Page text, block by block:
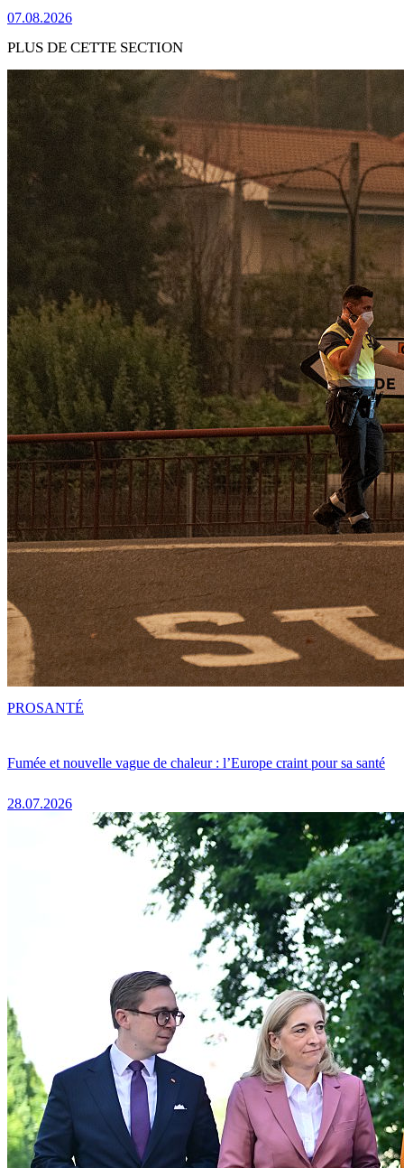
07.08.2026
PLUS DE CETTE SECTION
Fumée et nouvelle vague de chaleur : l’Europe craint pour sa santé
28.07.2026
PROSANTÉ